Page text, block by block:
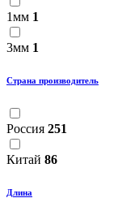
1мм 1
3мм 1
Страна производитель
Россия 251
Китай 86
Длина